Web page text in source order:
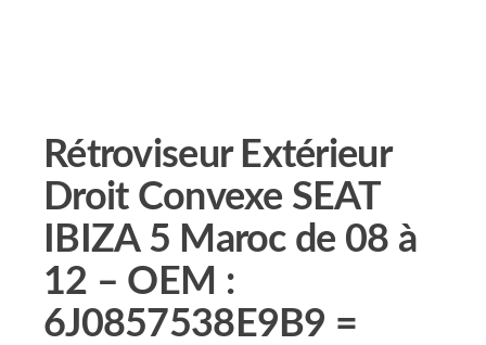
Rétroviseur Extérieur
Droit Convexe SEAT
IBIZA 5 Maroc de 08 à
12 – OEM :
6J0857538E9B9 =